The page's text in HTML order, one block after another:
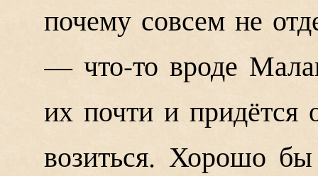
почему совсем не
— что-то вроде
их почти и придётся
возиться. Хорошо